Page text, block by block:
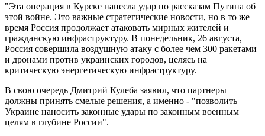
"Эта операция в Курске нанесла удар по рассказам Путина об
этой войне. Это важные стратегические новости, но в то же
время Россия продолжает атаковать мирных жителей и
гражданскую инфраструктуру. В понедельник, 26 августа,
Россия совершила воздушную атаку с более чем 300 ракетами
и дронами против украинских городов, целясь на
критическую энергетическую инфраструктуру.
В свою очередь Дмитрий Кулеба заявил, что партнеры
должны принять смелые решения, а именно - "позволить
Украине наносить законные удары по законным военным
целям в глубине России".